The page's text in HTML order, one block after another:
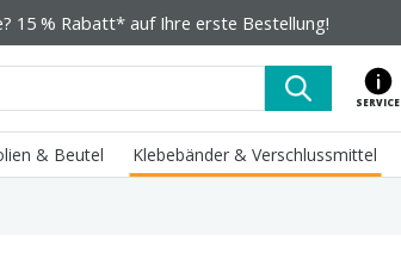
15 % Rabatt* auf Ihre erste Bestellung!
SERVICE
& Beutel Klebebänder & Verschlussmittel